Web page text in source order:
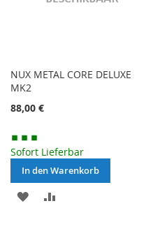
NUX METAL CORE DELUXE
MK2
88,00 €
Sofort Lieferbar
In den Warenkorb
MERKEN